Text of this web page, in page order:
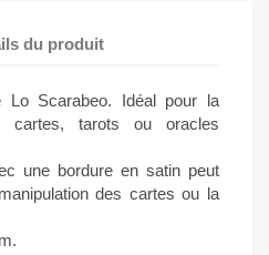
du produit
Lo Scarabeo. Idéal pour la
cartes, tarots ou oracles
une bordure en satin peut
des cartes ou la